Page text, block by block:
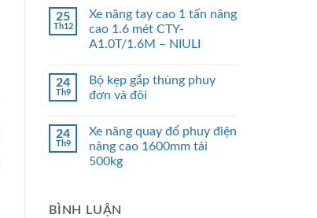
25
Th12
Xe nâng tay cao 1 tấn nâng
cao 1.6 mét CTY-
A1.0T/1.6M – NIULI
24
Th9
Bộ kẹp gắp thùng phuy
đơn và đôi
24
Th9
Xe nâng quay đổ phuy điện
nâng cao 1600mm tải
500kg
BÌNH LUẬN